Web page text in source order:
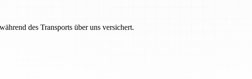
des Transports über uns versichert.